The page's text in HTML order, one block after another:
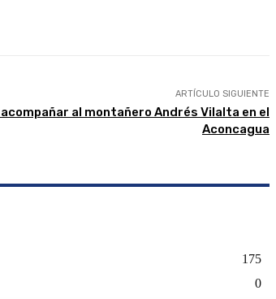
ARTÍCULO SIGUIENTE
al montañero Andrés Vilalta en el
Aconcagua
175
0